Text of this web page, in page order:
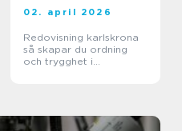
02. april 2026
Redovisning karlskrona
så skapar du ordning
och trygghet i